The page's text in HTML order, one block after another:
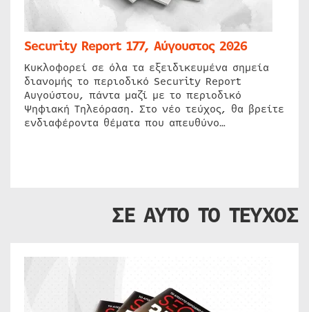
Security Report 177, Αύγουστος 2026
Κυκλοφορεί σε όλα τα εξειδικευμένα σημεία
διανομής το περιοδικό Security Report
Αυγούστου, πάντα μαζί με το περιοδικό
Ψηφιακή Τηλεόραση. Στο νέο τεύχος, θα βρείτε
ενδιαφέροντα θέματα που απευθύνο…
ΣΕ ΑΥΤΟ ΤΟ ΤΕΥΧΟΣ